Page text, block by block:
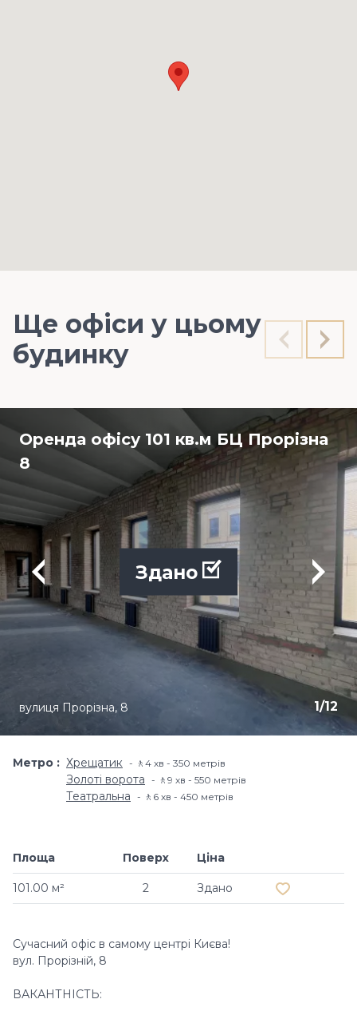
Ще офіси у цьому
будинку
Оренда офісу 101 кв.м БЦ Прорізна
8
1/12
Здано
вулиця Прорізна, 8
Метро Хрещатик 🚶4 хв - 350 метрів
Золоті ворота 🚶9 хв - 550 метрів
Театральна 🚶6 хв - 450 метрів
Площа
101.00 м²
Поверх
2
Ціна
Здано
Сучасний офіс в самому центрі Києва!
вул. Прорізній, 8
ВАКАНТНІСТЬ: